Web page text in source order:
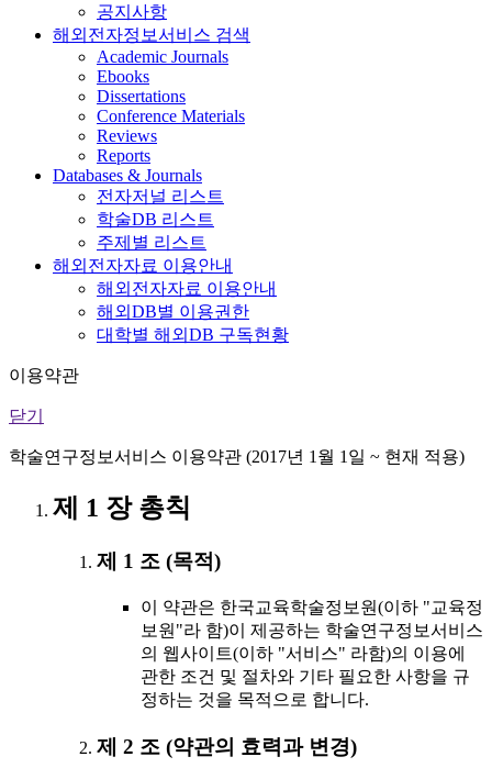
공지사항
해외전자정보서비스 검색
Academic Journals
Ebooks
Dissertations
Conference Materials
Reviews
Reports
Databases & Journals
전자저널 리스트
학술DB 리스트
주제별 리스트
해외전자자료 이용안내
해외전자자료 이용안내
해외DB별 이용권한
대학별 해외DB 구독현황
이용약관
닫기
학술연구정보서비스 이용약관 (2017년 1월 1일 ~ 현재 적용)
제 1 장 총칙
제 1 조 (목적)
이 약관은 한국교육학술정보원(이하 "교육정
보원"라 함)이 제공하는 학술연구정보서비스
의 웹사이트(이하 "서비스" 라함)의 이용에
관한 조건 및 절차와 기타 필요한 사항을 규
정하는 것을 목적으로 합니다.
제 2 조 (약관의 효력과 변경)